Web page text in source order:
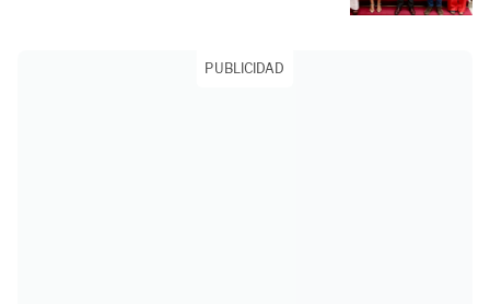
PUBLICIDAD